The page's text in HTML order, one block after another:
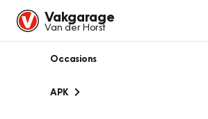
Vakgarage
Van der Horst
Occasions
APK